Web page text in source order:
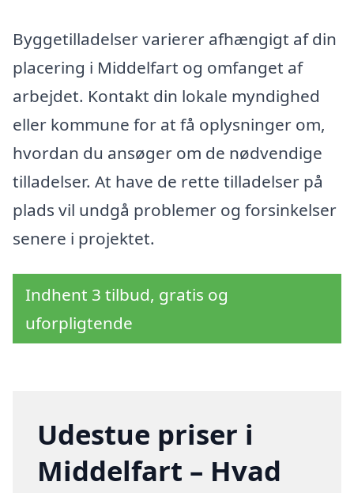
Byggetilladelser varierer afhængigt af din
placering i Middelfart og omfanget af
arbejdet. Kontakt din lokale myndighed
eller kommune for at få oplysninger om,
hvordan du ansøger om de nødvendige
tilladelser. At have de rette tilladelser på
plads vil undgå problemer og forsinkelser
senere i projektet.
Indhent 3 tilbud, gratis og
uforpligtende
Udestue priser i
Middelfart – Hvad